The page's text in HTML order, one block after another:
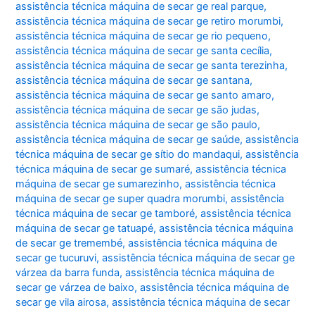
assistência técnica máquina de secar ge real parque,
assistência técnica máquina de secar ge retiro morumbi,
assistência técnica máquina de secar ge rio pequeno,
assistência técnica máquina de secar ge santa cecília,
assistência técnica máquina de secar ge santa terezinha,
assistência técnica máquina de secar ge santana,
assistência técnica máquina de secar ge santo amaro,
assistência técnica máquina de secar ge são judas,
assistência técnica máquina de secar ge são paulo,
assistência técnica máquina de secar ge saúde,assistência
técnica máquina de secar ge sítio do mandaqui,assistência
técnica máquina de secar ge sumaré,assistência técnica
máquina de secar ge sumarezinho,assistência técnica
máquina de secar ge super quadra morumbi,assistência
técnica máquina de secar ge tamboré,assistência técnica
máquina de secar ge tatuapé,assistência técnica máquina
de secar ge tremembé,assistência técnica máquina de
secar ge tucuruvi,assistência técnica máquina de secar ge
várzea da barra funda,assistência técnica máquina de
secar ge várzea de baixo,assistência técnica máquina de
secar ge vila airosa,assistência técnica máquina de secar